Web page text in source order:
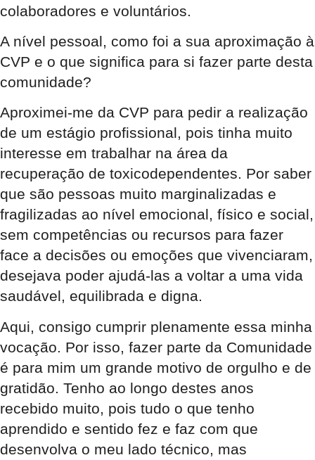
colaboradores e voluntários.
A nível pessoal, como foi a sua aproximação à
CVP e o que significa para si fazer parte desta
comunidade?
Aproximei-me da CVP para pedir a realização
de um estágio profissional, pois tinha muito
interesse em trabalhar na área da
recuperação de toxicodependentes. Por saber
que são pessoas muito marginalizadas e
fragilizadas ao nível emocional, físico e social,
sem competências ou recursos para fazer
face a decisões ou emoções que vivenciaram,
desejava poder ajudá-las a voltar a uma vida
saudável, equilibrada e digna.
Aqui, consigo cumprir plenamente essa minha
vocação. Por isso, fazer parte da Comunidade
é para mim um grande motivo de orgulho e de
gratidão. Tenho ao longo destes anos
recebido muito, pois tudo o que tenho
aprendido e sentido fez e faz com que
desenvolva o meu lado técnico, mas